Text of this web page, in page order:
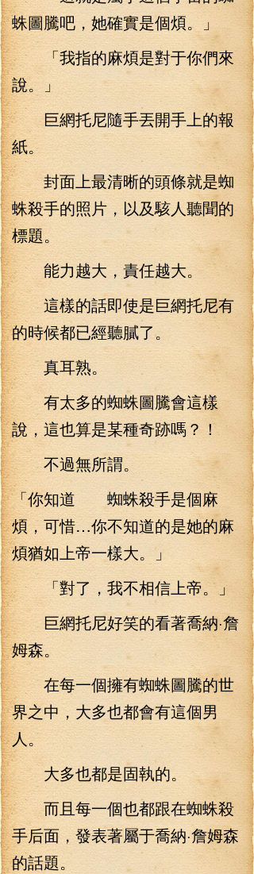
蛛圖騰吧，她確實是個煩。」
「我指的麻煩是對于你們來
說。」
巨網托尼隨手丟開手上的報
紙。
封面上最清晰的頭條就是蜘
蛛殺手的照片，以及駭人聽聞的
標題。
能力越大，責任越大。
這樣的話即使是巨網托尼有
的時候都已經聽膩了。
真耳熟。
有太多的蜘蛛圖騰會這樣
說，這也算是某種奇跡嗎？！
不過無所謂。
「你知道 蜘蛛殺手是個麻
煩，可惜…你不知道的是她的麻
煩猶如上帝一樣大。」
「對了，我不相信上帝。」
巨網托尼好笑的看著喬納·詹
姆森。
在每一個擁有蜘蛛圖騰的世
界之中，大多也都會有這個男
人。
大多也都是固執的。
而且每一個也都跟在蜘蛛殺
手后面，發表著屬于喬納·詹姆森
的話題。